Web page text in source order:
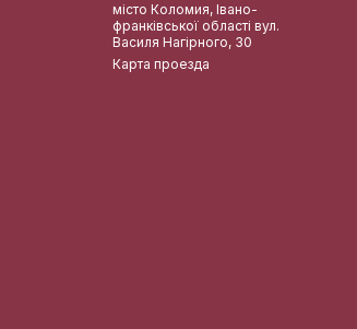
місто Коломия, Івано-
франківської області вул.
Василя Нагірного, 30
Карта проезда